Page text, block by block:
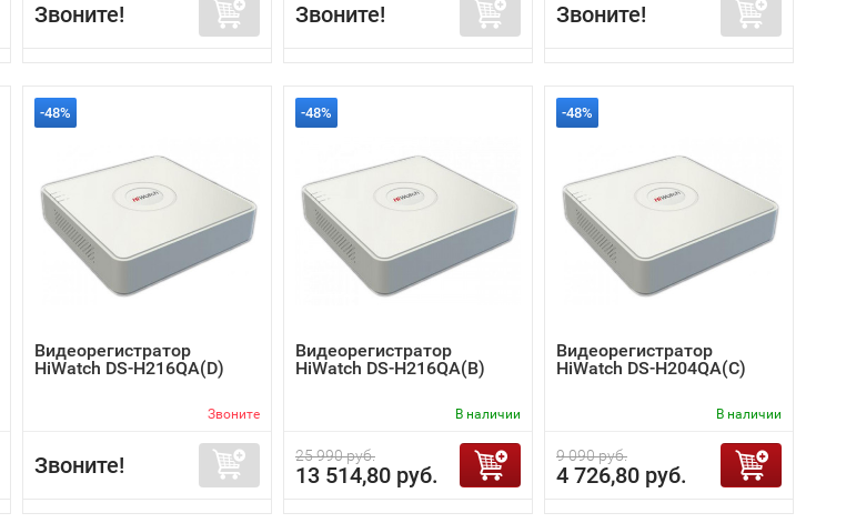
Звоните! Звоните! Звоните!
-48%
Видеорегистратор
HiWatch DS-H216QA(D)
Звоните
Звоните!
-48%
Видеорегистратор
HiWatch DS-H216QA(B)
В наличии
25 990 руб.
13 514,80 руб.
-48%
Видеорегистратор
HiWatch DS-H204QA(C)
В наличии
9 090 руб.
4 726,80 руб.